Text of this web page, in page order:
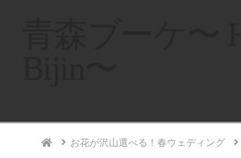
Homeお花が沢山選べる！春ウェディング